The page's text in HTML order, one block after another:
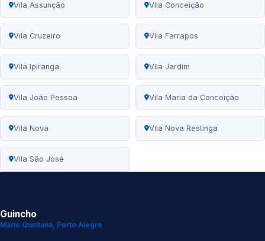
Vila Assunção Vila Conceição
Vila Cruzeiro Vila Farrapos
Vila Ipiranga Vila Jardim
Vila João Pessoa Vila Maria da Conceição
Vila Nova Vila Nova Restinga
Vila São José
Guincho
Mario Quintana, Porto Alegre